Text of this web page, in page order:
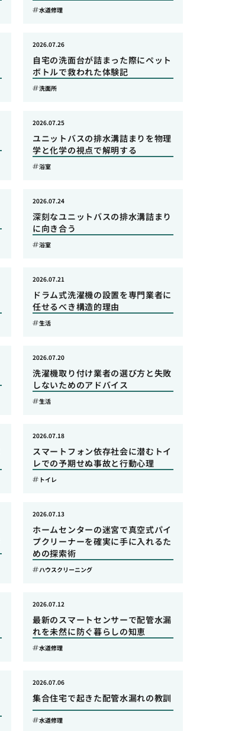
水道修理
自宅の洗面台が詰まった際にペット
ボトルで救われた体験記
2026.07.26
洗面所
ユニットバスの排水溝詰まりを物理
学と化学の視点で解明する
2026.07.25
浴室
深刻なユニットバスの排水溝詰まり
に向き合う
2026.07.24
浴室
ドラム式洗濯機の設置を専門業者に
任せるべき構造的理由
2026.07.21
生活
洗濯機取り付け業者の選び方と失敗
しないためのアドバイス
2026.07.20
生活
スマートフォン依存社会に潜むトイ
レでの予期せぬ事故と行動心理
2026.07.18
トイレ
ホームセンターの迷宮で真空式パイ
プクリーナーを確実に手に入れるた
めの探索術
2026.07.13
ハウスクリーニング
最新のスマートセンサーで配管水漏
れを未然に防ぐ暮らしの知恵
2026.07.12
水道修理
集合住宅で起きた配管水漏れの教訓
2026.07.06
水道修理